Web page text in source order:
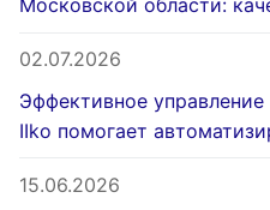
Московской области:
02.07.2026
Эффективное
IIko помогает
15.06.2026